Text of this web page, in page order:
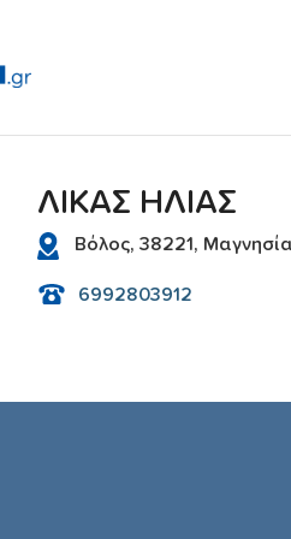
ΛΙΚΑΣ ΗΛΙΑΣ
Βόλος, 38221,
6992803912